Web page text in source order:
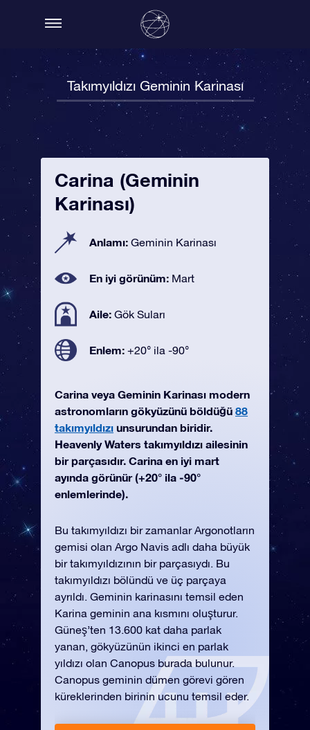
Takımyıldızı Geminin Karinası
Carina (Geminin
Karinası)
Anlamı: Geminin Karinası
En iyi görünüm: Mart
Aile: Gök Suları
Enlem: +20° ila -90°
Carina veya Geminin Karinası modern
astronomların gökyüzünü böldüğü 88
takımyıldızı unsurundan biridir.
Heavenly Waters takımyıldızı ailesinin
bir parçasıdır. Carina en iyi mart
ayında görünür (+20° ila -90°
enlemlerinde).
Bu takımyıldızı bir zamanlar Argonotların
gemisi olan Argo Navis adlı daha büyük
bir takımyıldızının bir parçasıydı. Bu
takımyıldızı bölündü ve üç parçaya
ayrıldı. Geminin karinasını temsil eden
Karina geminin ana kısmını oluşturur.
Güneş’ten 13.600 kat daha parlak
yanan, gökyüzünün ikinci en parlak
yıldızı olan Canopus burada bulunur.
Canopus geminin dümen görevi gören
küreklerinden birinin ucunu temsil eder.